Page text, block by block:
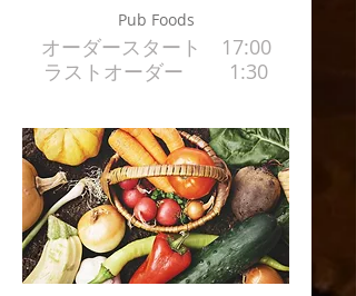
Pub Foods
オーダースタート 17:00
ラストオーダー 1:30